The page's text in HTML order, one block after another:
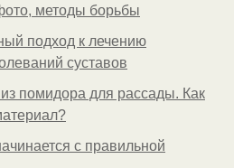
методы борьбы
подход к лечению
суставов
помидора для рассады. Как
с правильной